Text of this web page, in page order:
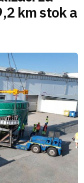
km stok a